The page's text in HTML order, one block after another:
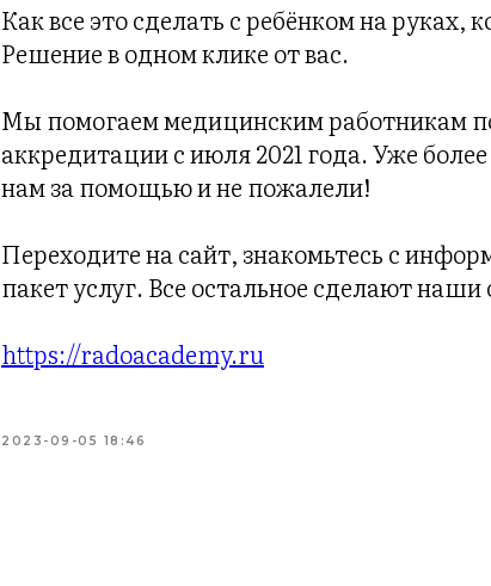
Как все это сделать с ребёнком на руках,
Решение в одном клике от вас.
Мы помогаем медицинским работникам
аккредитации с июля 2021 года. Уже
нам за помощью и не пожалели!
Переходите на сайт, знакомьтесь с
пакет услуг. Все остальное сделают
https://radoacademy.ru
2023-09-05 18:46